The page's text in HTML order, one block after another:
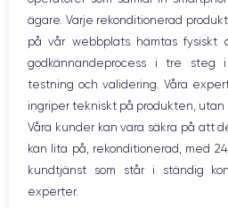
Skärm:
en
upplösning på 2532 x 1170 pixlar med
tum. Den är HDR-kompatibel och har
000:1. Med andra ord säkerställer den
djupa svarta färger.
WiFi
Nätverk
Vibration
Prise USB
ägare. Varje rekonditionerad
på vår webbplats hämtas fysiskt
godkännandeprocess i tre steg
testning och validering. Våra
ingriper tekniskt på produkten,
Våra kunder kan vara säkra på att
kan lita på, rekonditionerad, med
kundtjänst som står i ständig
experter.